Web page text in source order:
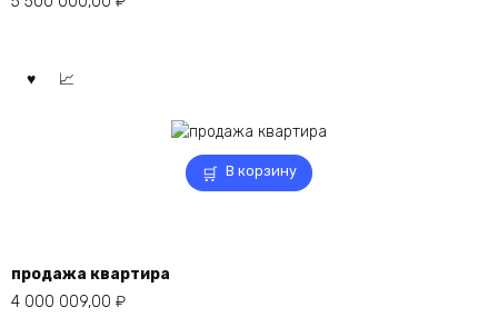
В корзину
продажа квартира
4 000 009,00 ₽